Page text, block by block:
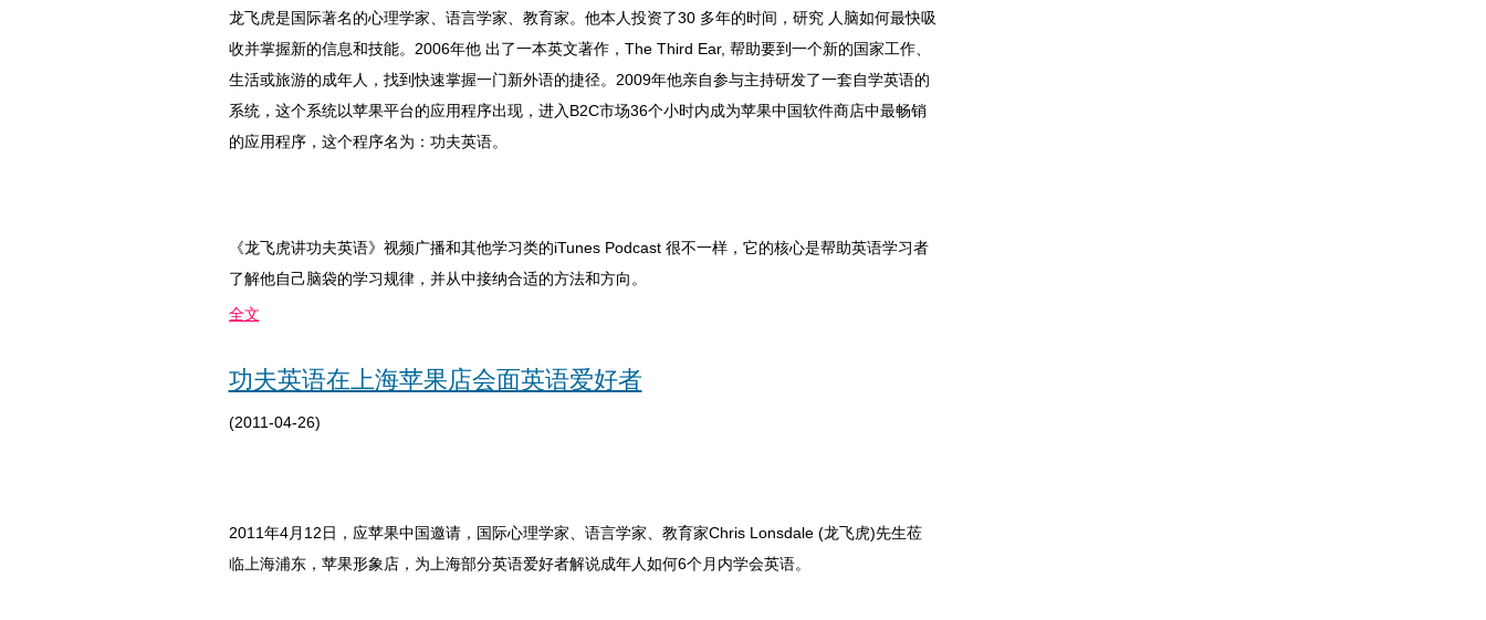
龙飞虎是国际著名的心理学家、语言学家、教育家。他本人投资了30 多年的时间，研究 人脑如何最快吸
收并掌握新的信息和技能。2006年他 出了一本英文著作，The Third Ear, 帮助要到一个新的国家工作、
生活或旅游的成年人，找到快速掌握一门新外语的捷径。2009年他亲自参与主持研发了一套自学英语的
系统，这个系统以苹果平台的应用程序出现，进入B2C市场36个小时内成为苹果中国软件商店中最畅销
的应用程序，这个程序名为：功夫英语。
《龙飞虎讲功夫英语》视频广播和其他学习类的iTunes Podcast 很不一样，它的核心是帮助英语学习者
了解他自己脑袋的学习规律，并从中接纳合适的方法和方向。
全文
功夫英语在上海苹果店会面英语爱好者
(2011-04-26)
2011年4月 12日，应苹果中国邀请，国际心理学家、语言学家、教育家Chris Lonsdale (龙飞虎)先生莅
临上海浦东，苹果形象店，为上海部分英语爱好者解说成年人如何6个月内学会英语。